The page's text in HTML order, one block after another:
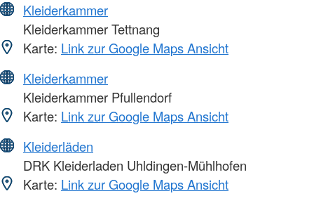
Kleiderkammer
Kleiderkammer Tettnang
Karte: Link zur Google Maps Ansicht
Kleiderkammer
Kleiderkammer Pfullendorf
Karte: Link zur Google Maps Ansicht
Kleiderläden
DRK Kleiderladen Uhldingen-Mühlhofen
Karte: Link zur Google Maps Ansicht